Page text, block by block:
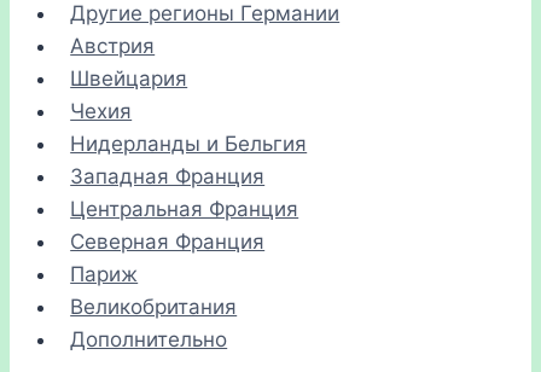
Другие регионы Германии
Австрия
Швейцария
Чехия
Нидерланды и Бельгия
Западная Франция
Центральная Франция
Северная Франция
Париж
Великобритания
Дополнительно